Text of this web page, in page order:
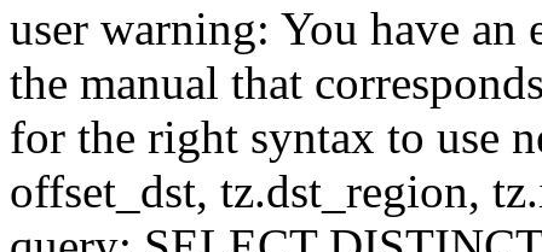
user warning: You have
the manual that
for the right syntax to use
offset_dst, tz.dst_region,